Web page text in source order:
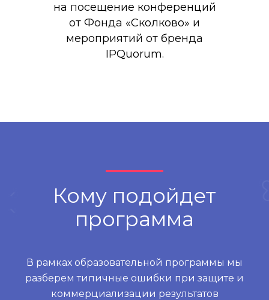
на посещение конференций
от Фонда «Сколково» и
мероприятий от бренда
IPQuorum.
Кому подойдет
программа
В рамках образовательной программы мы
разберем типичные ошибки при защите и
коммерциализации результатов